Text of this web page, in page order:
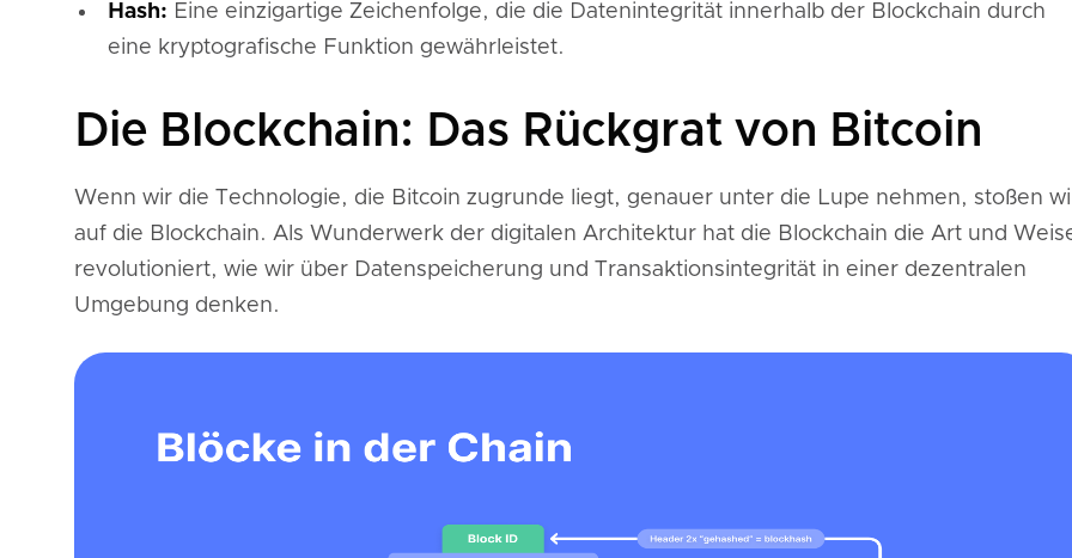
Hash: Eine einzigartige Zeichenfolge, die die Datenintegrität innerhalb der Blockchain durch
eine kryptografische Funktion gewährleistet.
Die Blockchain: Das Rückgrat von Bitcoin
Wenn wir die Technologie, die Bitcoin zugrunde liegt, genauer unter die Lupe nehmen, stoßen
auf die Blockchain. Als Wunderwerk der digitalen Architektur hat die Blockchain die Art und
revolutioniert, wie wir über Datenspeicherung und Transaktionsintegrität in einer dezentralen
Umgebung denken.